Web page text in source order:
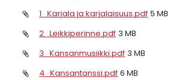
1_Karjala ja karjalaisuus.pdf 5 MB
2_Leikkiperinne.pdf 3 MB
3_Kansanmusiikki.pdf 3 MB
4_Kansantanssi.pdf 6 MB